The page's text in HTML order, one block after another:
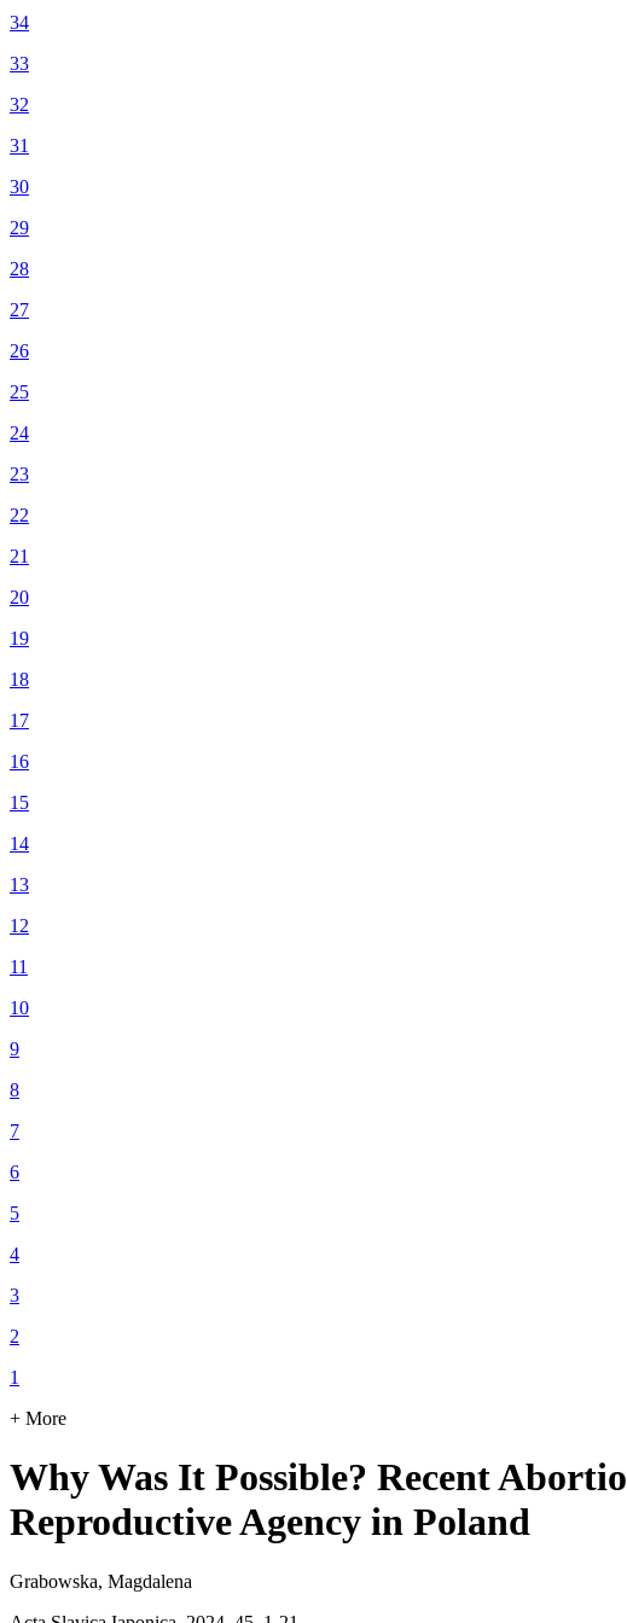
34
33
32
31
30
29
28
27
26
25
24
23
22
21
20
19
18
17
16
15
14
13
12
11
10
9
8
7
6
5
4
3
2
1
+ More
Why Was It Possible? Recent
Reproductive Agency in Poland
Grabowska, Magdalena